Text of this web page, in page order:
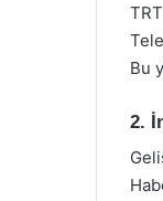
Bu
2.